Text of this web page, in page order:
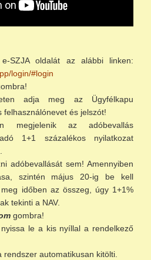
SZJA oldalát az alábbi linken:
login/#login
adja meg az Ügyfélkapu
felhasználónevet és jelszót!
megjelenik az adóbevallás
1+1 százalékos nyilatkozat
adóbevallását sem! Amennyiben
szintén május 20-ig be kell
időben az összeg, úgy 1+1%
tekinti a NAV.
gombra!
le a kis nyíllal a rendelkező
rendszer automatikusan kitölti.